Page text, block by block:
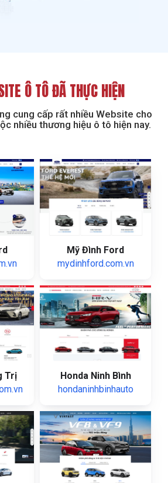
Ô TÔ ĐÃ THỰC HIỆN
cung cấp rất nhiều Website cho
nhiều thương hiệu ô tô hiện nay.
Mỹ Đình Ford
mydinhford.com.vn
Trị
Honda Ninh Bình
hondaninhbinhauto